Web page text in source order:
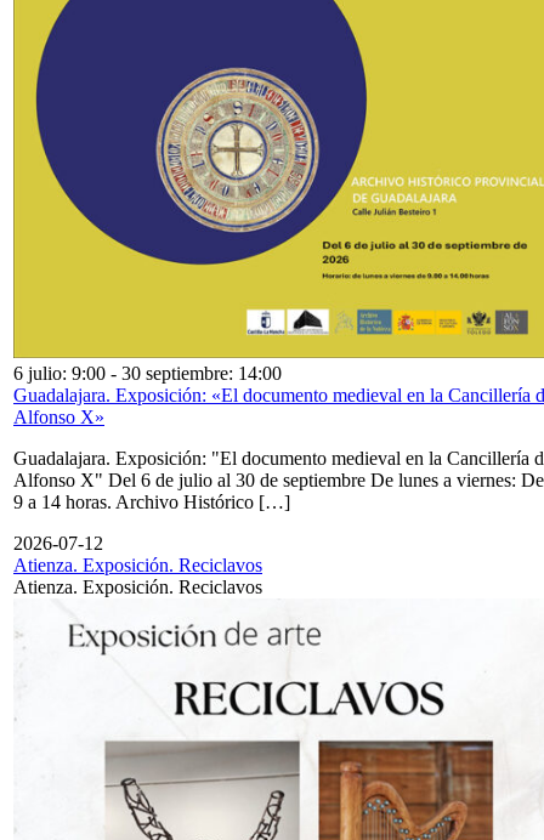
6 julio: 9:00 - 30 septiembre: 14:00
Guadalajara. Exposición: «El documento medieval en la Cancillería
Alfonso X»
Guadalajara. Exposición: "El documento medieval en la Cancillería
Alfonso X" Del 6 de julio al 30 de septiembre De lunes a viernes: De
9 a 14 horas. Archivo Histórico […]
2026-07-12
Atienza. Exposición. Reciclavos
Atienza. Exposición. Reciclavos